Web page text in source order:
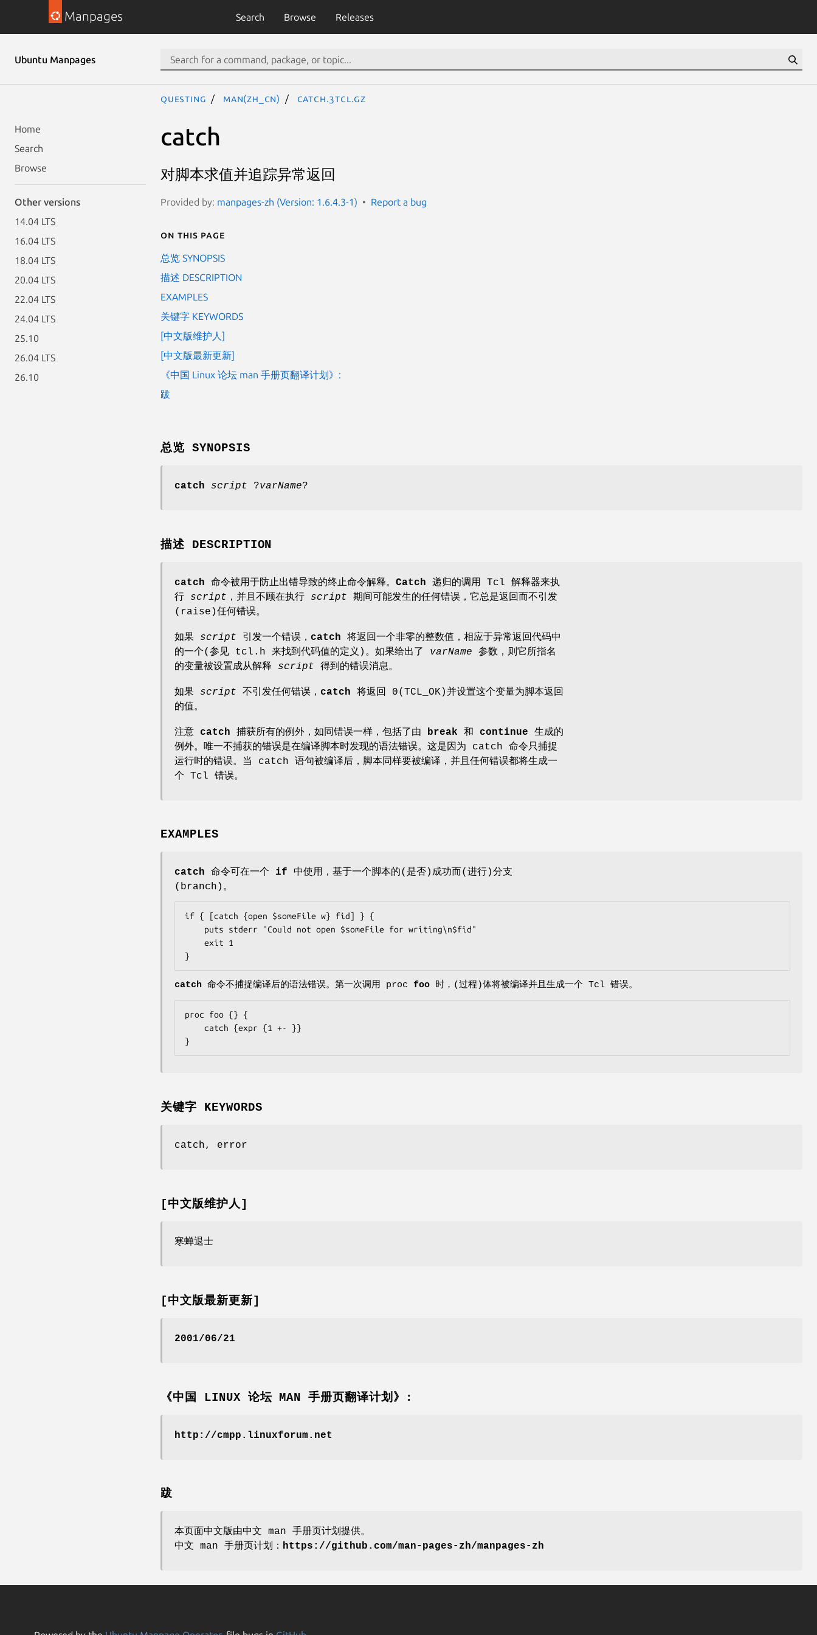
Manpages Search Browse Releases
Ubuntu Manpages
Home
Search
Browse
Other versions
14.04 LTS
16.04 LTS
18.04 LTS
20.04 LTS
22.04 LTS
24.04 LTS
25.10
26.04 LTS
26.10
questing man(zh_CN) catch.3tcl.gz
catch
对脚本求值并追踪异常返回
Provided by: manpages-zh (Version: 1.6.4.3-1) Report a bug
On this page
总览 SYNOPSIS
描述 DESCRIPTION
EXAMPLES
关键字 KEYWORDS
[中文版维护人]
[中文版最新更新]
《中国 Linux 论坛 man 手册页翻译计划》:
跋
总览 SYNOPSIS
catch script ?varName?
描述 DESCRIPTION
catch 命令被用于防止出错导致的终止命令解释。 Catch 递归的调用 Tcl 解释器来执
行 script ，并且不顾在执行 script 期间可能发生的任何错误，它总是返回而不引发
(raise)任何错误。
如果 script 引发一个错误， catch 将返回一个非零的整数值，相应于异常返回代码中
的一个(参见 tcl.h 来找到代码值的定义)。如果给出了 varName 参数，则它所指名
的变量被设置成从解释 script 得到的错误消息。
如果 script 不引发任何错误， catch 将返回 0(TCL_OK)并设置这个变量为脚本返回
的值。
注意 catch 捕获所有的例外，如同错误一样，包括了由 break 和 continue 生成的
例外。唯一不捕获的错误是在编译脚本时发现的语法错误。这是因为 catch 命令只捕捉
运行时的错误。当 catch 语句被编译后，脚本同样要被编译，并且任何错误都将生成一
个 Tcl 错误。
EXAMPLES
catch 命令可在一个 if 中使用，基于一个脚本的(是否)成功而(进行)分支
(branch)。
if { [catch {open $someFile w} fid] } {
}
catch 命令不捕捉编译后的语法错误。第一次调用 proc foo 时，(过程)体将被编译并且生成一个 Tcl 错误。
proc foo {} {
}
关键字 KEYWORDS
catch, error
[中文版维护人]
寒蝉退士
[中文版最新更新]
2001/06/21
《中国 LINUX 论坛 MAN 手册页翻译计划》:
http://cmpp.linuxforum.net
跋
本页面中文版由中文 man 手册页计划提供。
中文 man 手册页计划： https://github.com/man-pages-zh/manpages-zh